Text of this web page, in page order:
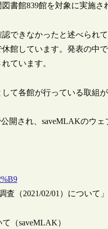
書館839館を対象に実施さ
できなかったと述べられ
館しています。発表の中
ています。
て各館が行っている取組が
開され、saveMLAKのウ
（2021/02/01）について
（saveMLAK）